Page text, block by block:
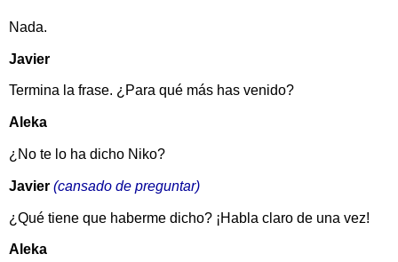
Nada.
Javier
Termina la frase. ¿Para qué más has venido?
Aleka
¿No te lo ha dicho Niko?
Javier (cansado de preguntar)
¿Qué tiene que haberme dicho? ¡Habla claro de una vez!
Aleka